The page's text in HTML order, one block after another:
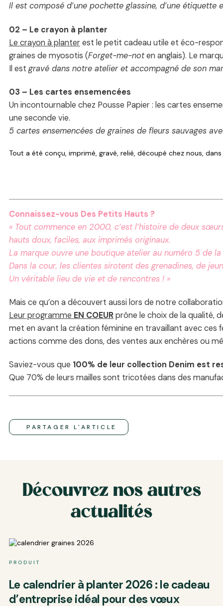
Il est composé d’une pochette glassine, d’une
02 – Le crayon à planter
Le crayon à planterest le petit cadeau utile et éco-
graines de myosotis (Forget-me-noten anglais). Le
Il est gravé dans notre atelier et accompagné de son
03 – Les cartes ensemencées
Un incontournable chez Pousse Papier : les cartes
une seconde vie.
5 cartes ensemencées de graines de fleurs sauvages
Tout a été conçu, imprimé, gravé, relié, découpé chez nous,
Connaissez-vous Des Petits Hauts ?
« Tout commence en 2000, c’est l’histoire de deux
hauts doux, faciles, aux imprimés originaux.
La marque ouvre une boutique atelier au numéro 5 de
Dans la cour, les clientes sirotent des grenadines, de
Un véritable lieu de vie et de rencontres ! »
Mais ce qu’on a découvert aussi lors de notre
Leur programme EN COEURprône le choix de la qualité,
met en avant la création féminine en travaillant avec
actions comme des dons, des ventes aux enchères ou
Saviez-vous que 100% de leur collection Denim est
Que 70% de leurs mailles sont tricotées dans des
PARTAGER L'ARTICLE
Découvrez nos autres
actualités
PRODUIT
Le calendrier à planter 2026 : le cadeau
d’entreprise idéal pour des vœux